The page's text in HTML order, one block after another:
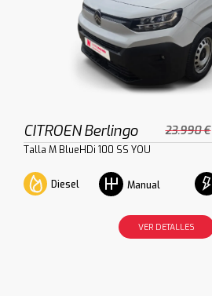
CITROEN Berlingo 23.990 €
Talla M BlueHDi 100 SS YOU
Diesel Manual
VER DETALLES